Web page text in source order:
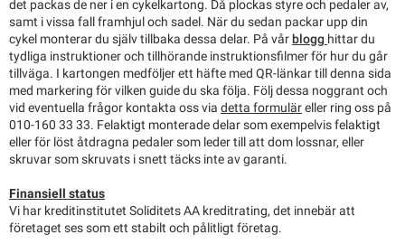
det packas de ner i en cykelkartong. Då plockas styre och pedaler av,
samt i vissa fall framhjul och sadel. När du sedan packar upp din
cykel monterar du själv tillbaka dessa delar. På vår blogg hittar du
tydliga instruktioner och tillhörande instruktionsfilmer för hur du går
tillväga. I kartongen medföljer ett häfte med QR-länkar till denna sida
med markering för vilken guide du ska följa. Följ dessa noggrant och
vid eventuella frågor kontakta oss via detta formuläreller ring oss på
010-160 33 33. Felaktigt monterade delar som exempelvis felaktigt
eller för löst åtdragna pedaler som leder till att dom lossnar, eller
skruvar som skruvats i snett täcks inte av garanti.
Finansiell status
Vi har kreditinstitutet Soliditets AA kreditrating, det innebär att
företaget ses som ett stabilt och pålitligt företag.